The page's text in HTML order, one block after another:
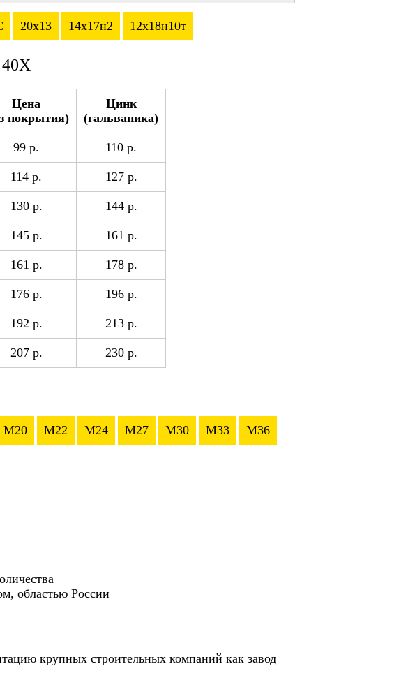
20х13 14х17н2 12х18н10т
Цена
покрытия)
Цинк
(гальваника)
99 р. 110 р.
114 р. 127 р.
130 р. 144 р.
145 р. 161 р.
161 р. 178 р.
176 р. 196 р.
192 р. 213 р.
207 р. 230 р.
M20 M22 M24 M27 M30 M33 M36
областью России
крупных строительных компаний как завод